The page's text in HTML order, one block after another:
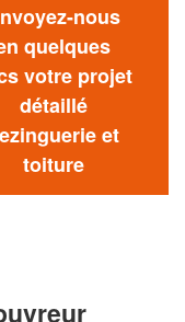
nous
quelques
votre projet
détaillé
et
toiture